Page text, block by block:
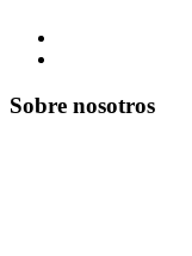
Sobre nosotros